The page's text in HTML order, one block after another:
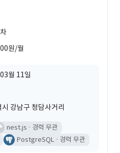
원/월
월 11일
강남구 청담사거리
nest.js
경력 무관
PostgreSQL 경력 무관